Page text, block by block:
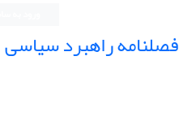
فصلنامه راهبرد سیاسی